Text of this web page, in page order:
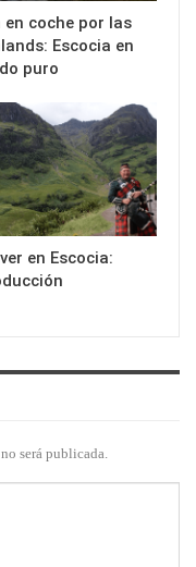
en coche por las
Escocia en
puro
en Escocia:
será publicada.